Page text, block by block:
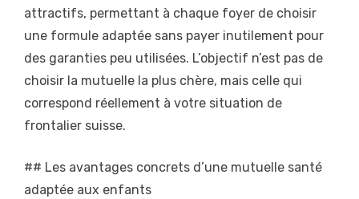
attractifs, permettant à chaque foyer de choisir
une formule adaptée sans payer inutilement pour
des garanties peu utilisées. L’objectif n’est pas de
choisir la mutuelle la plus chère, mais celle qui
correspond réellement à votre situation de
frontalier suisse.
## Les avantages concrets d’une mutuelle santé
adaptée aux enfants